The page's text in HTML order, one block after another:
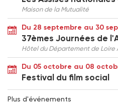
Maison de la Mutualité
Du 28 septembre au 30
37èmes Journées de
Hôtel du Département de Loire
Du 05 octobre au 08
Festival du film social
Plus d'événements